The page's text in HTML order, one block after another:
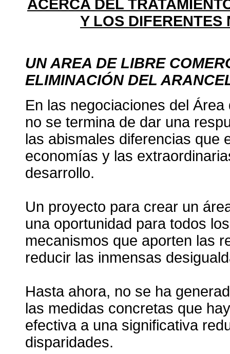
ACERCA DEL
Y LOS DIFERENTES
UN AREA DE LIBRE
ELIMINACIÓN DEL
En las negociaciones del
no se termina de dar una
las abismales diferencias que
economías y las
desarrollo.
Un proyecto para crear un
una oportunidad para todos
mecanismos que aporten las
reducir las inmensas
Hasta ahora, no se ha
las medidas concretas que
efectiva a una significativa
disparidades.